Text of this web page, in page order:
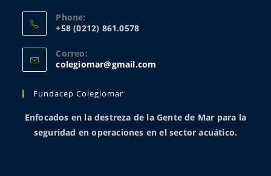
Phone:
+58 (0212) 861.0578
Correo:
colegiomar@gmail.com
Fundacep Colegiomar
Enfocados en la destreza de la Gente de Mar para la
seguridad en operaciones en el sector acuático.